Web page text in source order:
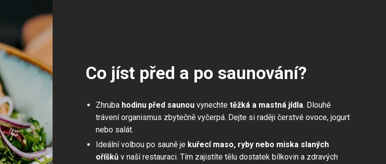
Co jíst před a po saunování?
Zhruba hodinu před saunou vynechte těžká a mastná jídla. Dlouhé
trávení organismus zbytečně vyčerpá. Dejte si raději čerstvé ovoce, jogurt
nebo salát.
Ideální volbou po sauně je kuřecí maso, ryby nebo miska slaných
oříškův naší restauraci. Tím zajistíte tělu dostatek bílkovin a zdravých